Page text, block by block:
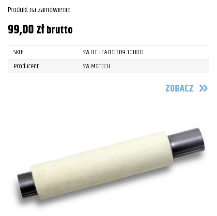
Produkt na zamówienie
99,00złbrutto
SKU:
SW-BC.HTA.00.309.30000
Producent:
SW-MOTECH
ZOBACZ